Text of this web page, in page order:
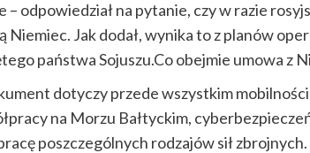
– odpowiedział na pytanie, czy w razie
Niemiec. Jak dodał, wynika to z planów
państwa Sojuszu.Co obejmie umowa z
dotyczy przede wszystkim
na Morzu Bałtyckim,
poszczególnych rodzajów sił zbrojnych.